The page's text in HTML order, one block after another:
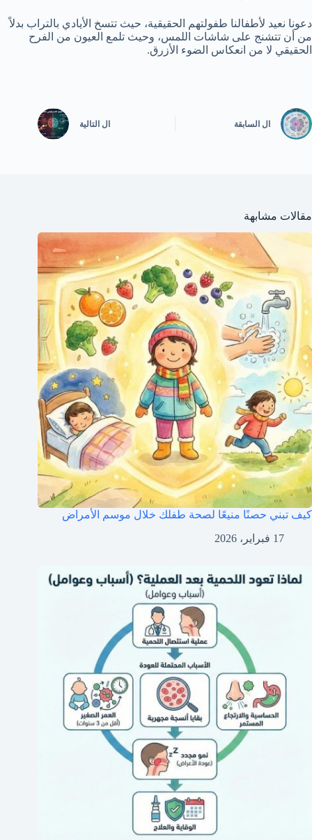
دعونا نعيد لأطفالنا طفولتهم الحقيقية، حيث تتسخ الأيادي بالتراب بدلاً
من أن تتشنج على شاشات اللمس، وحيث تلمع العيون من الفرح
الحقيقي لا من انعكاس الضوء الأزرق.
ال السابقة ال التالية
مقالات مشابهة
كيف تبني حصنًا منيعًا لصحة طفلك خلال موسم الأمراض
17 فبراير، 2026